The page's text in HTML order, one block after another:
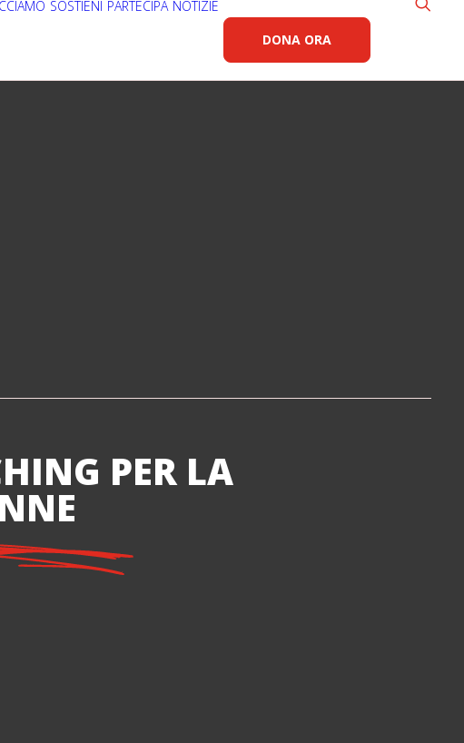
SOSTIENI PARTECIPA NOTIZIE
DONA ORA
PER LA